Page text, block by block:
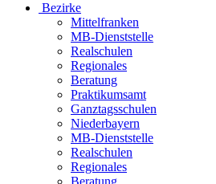
Bezirke
Mittelfranken
MB-Dienststelle
Realschulen
Regionales
Beratung
Praktikumsamt
Ganztagsschulen
Niederbayern
MB-Dienststelle
Realschulen
Regionales
Beratung